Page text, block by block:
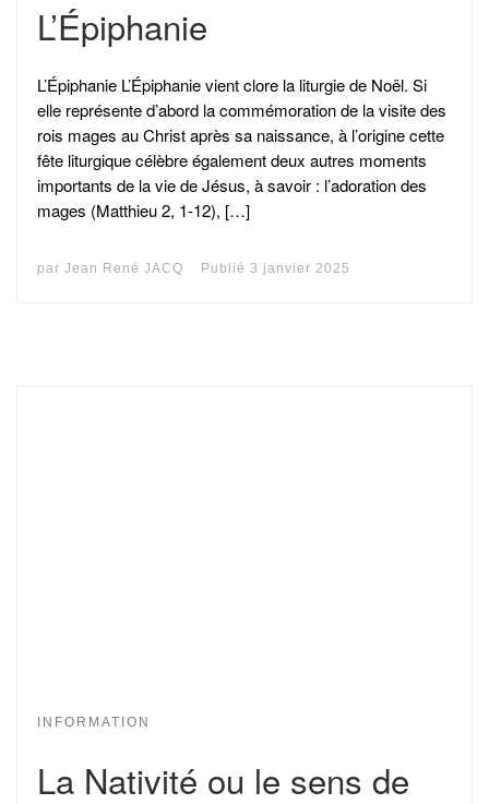
L’Épiphanie
L’Épiphanie L’Épiphanie vient clore la liturgie de Noël. Si
elle représente d’abord la commémoration de la visite des
rois mages au Christ après sa naissance, à l’origine cette
fête liturgique célèbre également deux autres moments
importants de la vie de Jésus, à savoir : l’adoration des
mages (Matthieu 2, 1-12), […]
par Jean René JACQ Publié 3 janvier 2025
INFORMATION
La Nativité ou le sens de